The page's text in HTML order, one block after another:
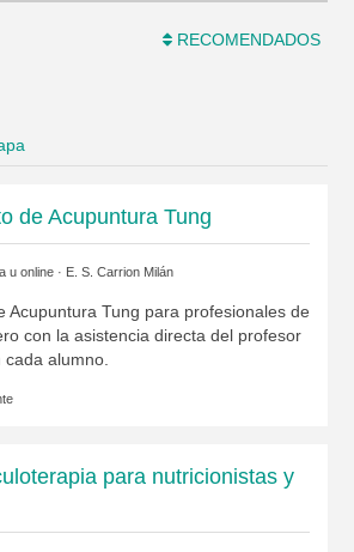
RECOMENDADOS
de Acupuntura Tung
u online · E. S. Carrion Milán
Acupuntura Tung para profesionales de
con la asistencia directa del profesor
alumno.
para nutricionistas y